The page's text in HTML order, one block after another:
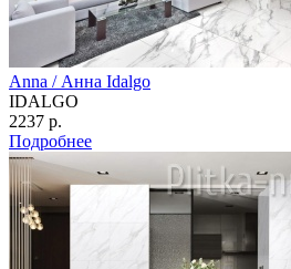
Anna / Анна Idalgo
IDALGO
2237 р.
Подробнее